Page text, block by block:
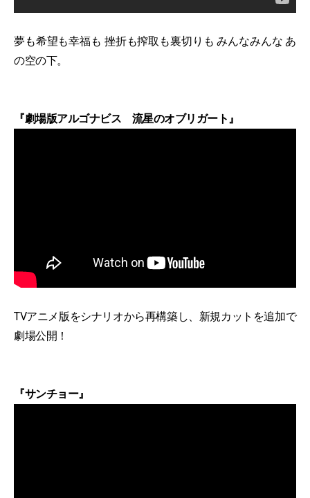
夢も希望も幸福も 挫折も搾取も裏切りも みんなみんな あ
の空の下。
『劇場版アルゴナビス 流星のオブリガート』
TVアニメ版をシナリオから再構築し、新規カットを追加で
劇場公開！
『サンチョー』